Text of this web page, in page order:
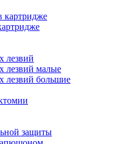
лезвий
лезвий малые
лезвий большие
защиты